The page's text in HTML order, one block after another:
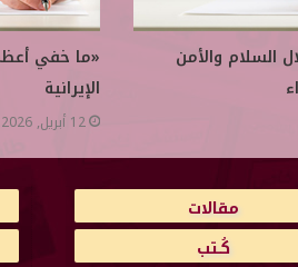
السلام والأمن
«ما خفي
الإيرانية
12 أبريل, 2026
مقالات
كُـتب